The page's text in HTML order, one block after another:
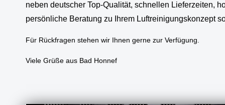
neben deutscher Top-Qualität, schnellen Lieferzeiten,
persönliche Beratung zu Ihrem Luftreinigungskonzept
Für Rückfragen stehen wir Ihnen gerne zur Verfügung.
Viele Grüße aus Bad Honnef